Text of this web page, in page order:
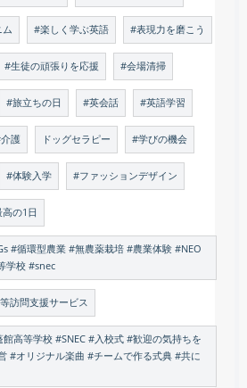
#楽しく学ぶ英語 #表現力を磨こう
#生徒の頑張りを応援 #会場清掃
#旅立ちの日 #英会話 #英語学習
護 ドッグセラピー #学びの機会
#体験入学 #ファッションデザイン
の1日
#循環型農業 #無農薬栽培 #農業体験 #NEO
学校 #snec
訪問支援サービス
高等学校 #SNEC #入校式 #歓迎の気持ちを
#オリジナル楽曲 #チームで作る式典 #共に